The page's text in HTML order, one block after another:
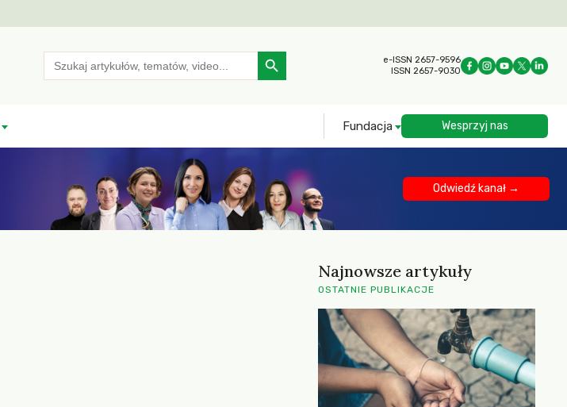
Search
for:
Search Button
e-ISSN 2657-9596
ISSN 2657-9030
Fundacja Wesprzyj nas
Odwiedź kanał →
Najnowsze artykuły
OSTATNIE PUBLIKACJE